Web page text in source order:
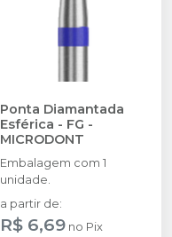
Ponta Diamantada
Esférica - FG -
MICRODONT
Embalagem com 1
unidade.
a partir de:
R$ 6,69 no Pix